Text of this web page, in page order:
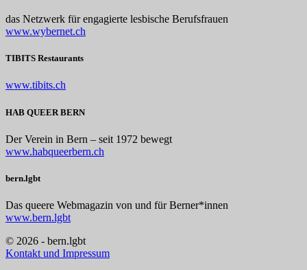
das Netzwerk für engagierte lesbische Berufsfrauen
www.wybernet.ch
TIBITS Restaurants
www.tibits.ch
HAB QUEER BERN
Der Verein in Bern – seit 1972 bewegt
www.habqueerbern.ch
bern.lgbt
Das queere Webmagazin von und für Berner*innen
www.bern.lgbt
© 2026 - bern.lgbt
Kontakt und Impressum